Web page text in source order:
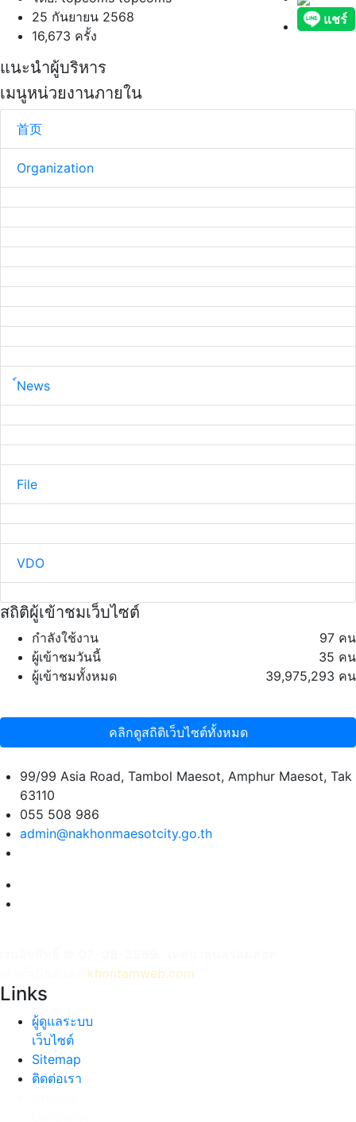
25 กันยายน 2568
16,673 ครั้ง
แนะนำผู้บริหาร
เมนูหน่วยงานภายใน
首页
Organization
์News
File
VDO
สถิติผู้เข้าชมเว็บไซต์
กำลังใช้งาน
97 คน
ผู้เข้าชมวันนี้
35 คน
ผู้เข้าชมทั้งหมด
39,975,293 คน
คลิกดูสถิติเว็บไซต์ทั้งหมด
99/99 Asia Road, Tambol Maesot, Amphur Maesot, Tak
63110
055 508 986
admin@nakhonmaesotcity.go.th
khontamweb.com
Links
ผู้ดูแลระบบ
เว็บไซต์
Sitemap
ติดต่อเรา